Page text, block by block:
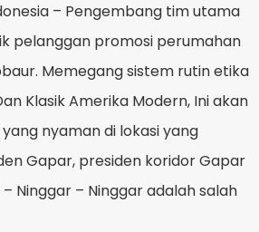
– Pengembang tim utama
pelanggan promosi perumahan
Memegang sistem rutin etika
Klasik Amerika Modern, Ini akan
nyaman di lokasi yang
Gapar, presiden koridor Gapar
Ninggar – Ninggar adalah salah